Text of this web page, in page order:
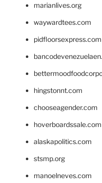
marianlives.org
waywardtees.com
pidfloorsexpress.com
hingstonnt.com
chooseagender.com
hoverboardssale.com
alaskapolitics.com
stsmp.org
manoelneves.com